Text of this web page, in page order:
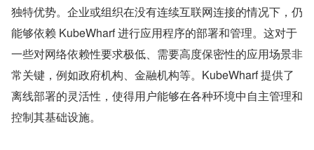
独特优势。企业或组织在没有连续互联网连接的情况下，仍
能够依赖 KubeWharf 进行应用程序的部署和管理。这对于
一些对网络依赖性要求极低、需要高度保密性的应用场景非
常关键，例如政府机构、金融机构等。KubeWharf 提供了
离线部署的灵活性，使得用户能够在各种环境中自主管理和
控制其基础设施。